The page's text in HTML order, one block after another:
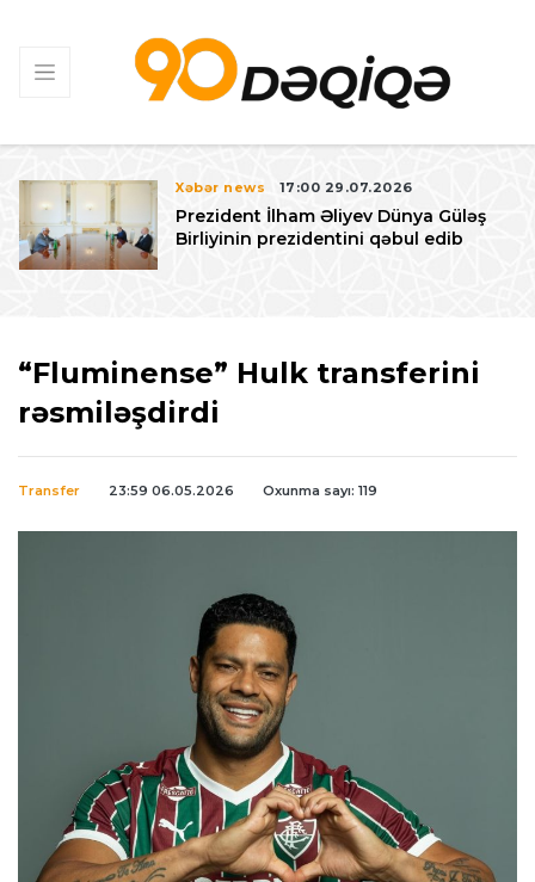
Xəbər news 17:00 29.07.2026
Prezident İlham Əliyev Dünya Güləş
Birliyinin prezidentini qəbul edib
“Fluminense” Hulk transferini
rəsmiləşdirdi
Transfer 23:59 06.05.2026 Oxunma sayı: 119